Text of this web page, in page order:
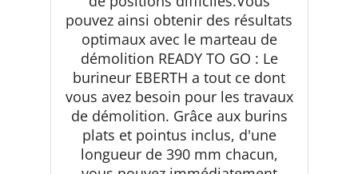
pouvez ainsi obtenir des résultats
optimaux avec le marteau de
démolition READY TO GO : Le
burineur EBERTH a tout ce dont
vous avez besoin pour les travaux
de démolition. Grâce aux burins
plats et pointus inclus, d'une
longueur de 390 mm chacun,